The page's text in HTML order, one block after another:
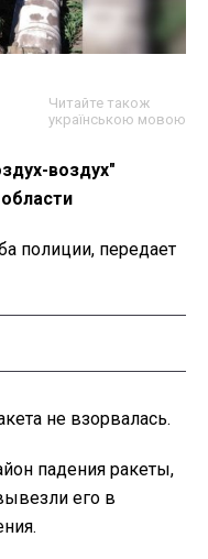
Читайте також
українською мовою
воздух"
полиции, передает
не взорвалась.
падения ракеты,
его в